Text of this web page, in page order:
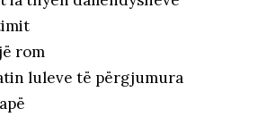
rom
luleve të përgjumura